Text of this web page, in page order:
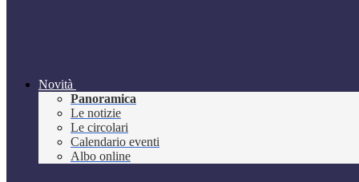
Novità
Panoramica
Le notizie
Le circolari
Calendario eventi
Albo online